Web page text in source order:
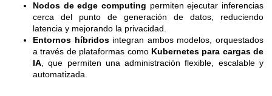
Nodos de edge computing permiten ejecutar inferencias
cerca del punto de generación de datos, reduciendo
latencia y mejorando la privacidad.
Entornos híbridosintegran ambos modelos, orquestados
a través de plataformas como Kubernetes para cargas de
IA, que permiten una administración flexible, escalable y
automatizada.